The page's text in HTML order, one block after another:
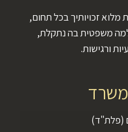
זכויותיך בכל תחום,
משפטית בה נתקלת,
ורגישות.
(פלת"ד)